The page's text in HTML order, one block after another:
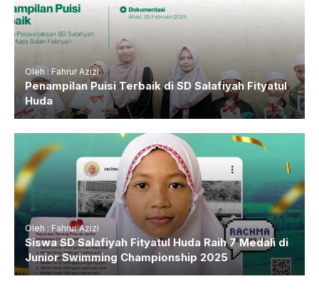
Oleh : Fahrur Azizi
Penampilan Puisi Terbaik di SD Salafiyah Fityatul
Huda
Oleh : Fahrur Azizi
Siswa SD Salafiyah Fityatul Huda Raih 7 Medali di
Junior Swimming Championship 2025